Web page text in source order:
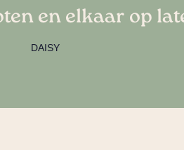
en elkaar op
DAISY